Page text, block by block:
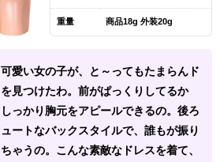
重量 商品18g 外装20g
愛い女の子が、と～ってもたまらんド
見つけたわ。前がぱっくりしてるか
っかり胸元をアピールできるの。後ろ
ートなバックスタイルで、誰もが振り
ゃうの。こんな素敵なドレスを着て、